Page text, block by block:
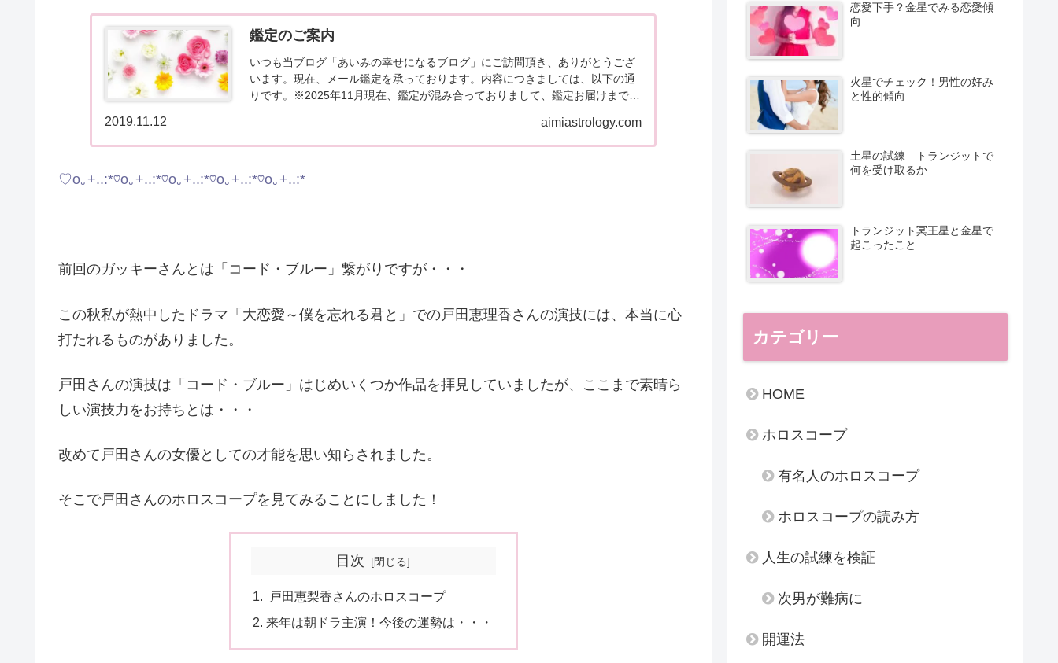
鑑定のご案内
いつも当ブログ「あいみの幸せになるブログ」にご訪問頂き、ありがとうござ
います。現在、メール鑑定を承っております。内容につきましては、以下の通
りです。※2025年11月現在、鑑定が混み合っておりまして、鑑定お届けまで通
aimiastrology.com
2019.11.12
♡o｡+..:*♡o｡+..:*♡o｡+..:*♡o｡+..:*♡o｡+..:*
前回のガッキーさんとは「コード・ブルー」繋がりですが・・・
この秋私が熱中したドラマ「大恋愛～僕を忘れる君と」での戸田恵理香さんの演技には、本当に心
打たれるものがありました。
戸田さんの演技は「コード・ブルー」はじめいくつか作品を拝見していましたが、ここまで素晴ら
しい演技力をお持ちとは・・・
改めて戸田さんの女優としての才能を思い知らされました。
そこで戸田さんのホロスコープを見てみることにしました！
目次
戸田恵梨香さんのホロスコープ
来年は朝ドラ主演！今後の運勢は・・・
恋愛下手？金星でみる恋愛傾
向
火星でチェック！男性の好み
と性的傾向
土星の試練 トランジットで
何を受け取るか
トランジット冥王星と金星で
起こったこと
カテゴリー
HOME
ホロスコープ
有名人のホロスコープ
ホロスコープの読み方
人生の試練を検証
次男が難病に
開運法